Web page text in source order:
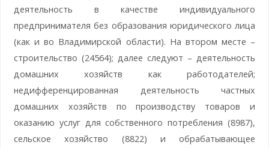
деятельность в качестве индивидуального
предпринимателя без образования юридического лица
(как и во Владимирской области). На втором месте –
строительство (24564); далее следуют – деятельность
домашних хозяйств как работодателей;
недифференцированная деятельность частных
домашних хозяйств по производству товаров и
оказанию услуг для собственного потребления (8987),
сельское хозяйство (8822) и обрабатывающее